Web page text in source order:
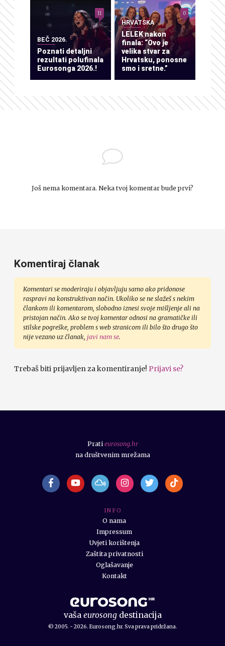
BEČ 2026.
Poznati detaljni
rezultati polufinala
Eurosonga 2026.!
11
HRVATSKA
LELEK nakon
finala: “Ovo je
velika stvar za
Hrvatsku, ponosne
smo i sretne.”
0
Još nema komentara. Neka tvoj komentar bude prvi?
Komentiraj članak
Komentari se moderiraju i objavljuju samo ako pridonose
raspravi na konstruktivan način. Ukoliko se ne slažeš s nekim
člankom ili komentarom, slobodno iznesi svoje mišljenje ali na
pristojan način. Ako se tvoj komentar odnosi na gramatičke ili
stilske pogreške, problem s web stranicom ili bilo što drugo što
nije vezano uz članak, javi nam se.
Trebaš biti prijavljen za komentiranje! Prijavi se?
vaša eurosongdestinacija
© 2005. - 2026. Eurosong.hr. Sva prava pridržana.
I N F O
O nama
Impressum
Uvjeti korištenja
Zaštita privatnosti
Oglašavanje
Kontakt
Prati eurosong.hr
na društvenim mrežama